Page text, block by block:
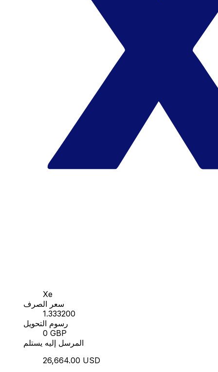
Xe
سعر الصرف
1.333200
رسوم التحويل
0 GBP
المرسل إليه يستلم
26,664.00 USD